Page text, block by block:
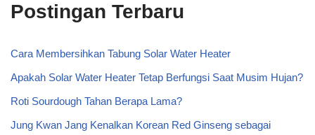
Postingan Terbaru
Cara Membersihkan Tabung Solar Water Heater
Apakah Solar Water Heater Tetap Berfungsi Saat Musim Hujan?
Roti Sourdough Tahan Berapa Lama?
Jung Kwan Jang Kenalkan Korean Red Ginseng sebagai